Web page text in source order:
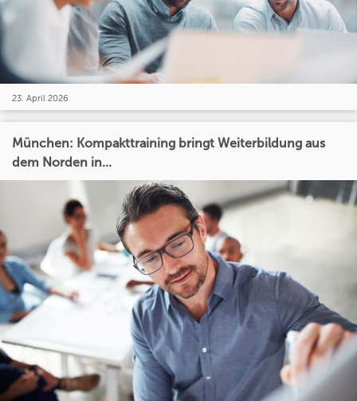
23. April 2026
München: Kompakttraining bringt Weiterbildung aus
dem Norden in...